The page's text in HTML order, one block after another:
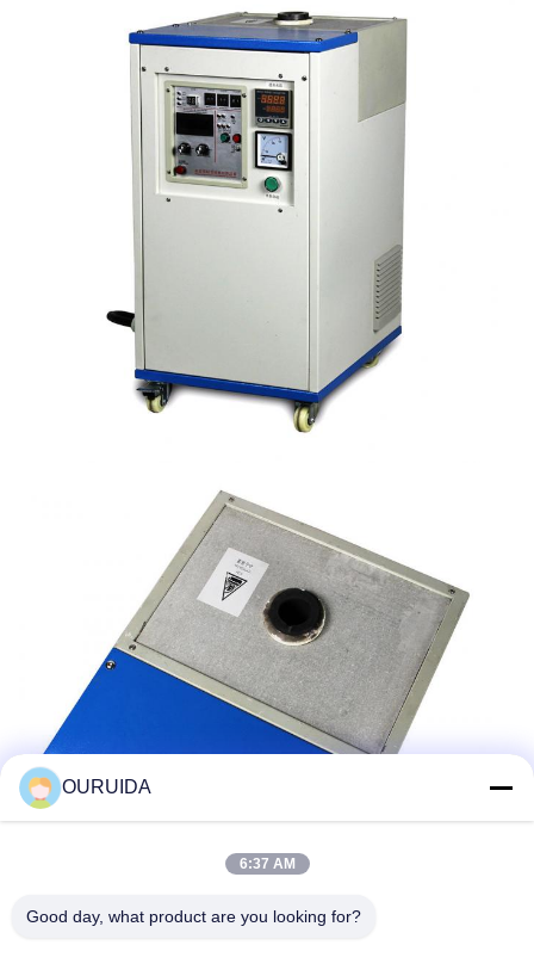
OURUIDA
6:37 AM
Good day, what product are you looking for?